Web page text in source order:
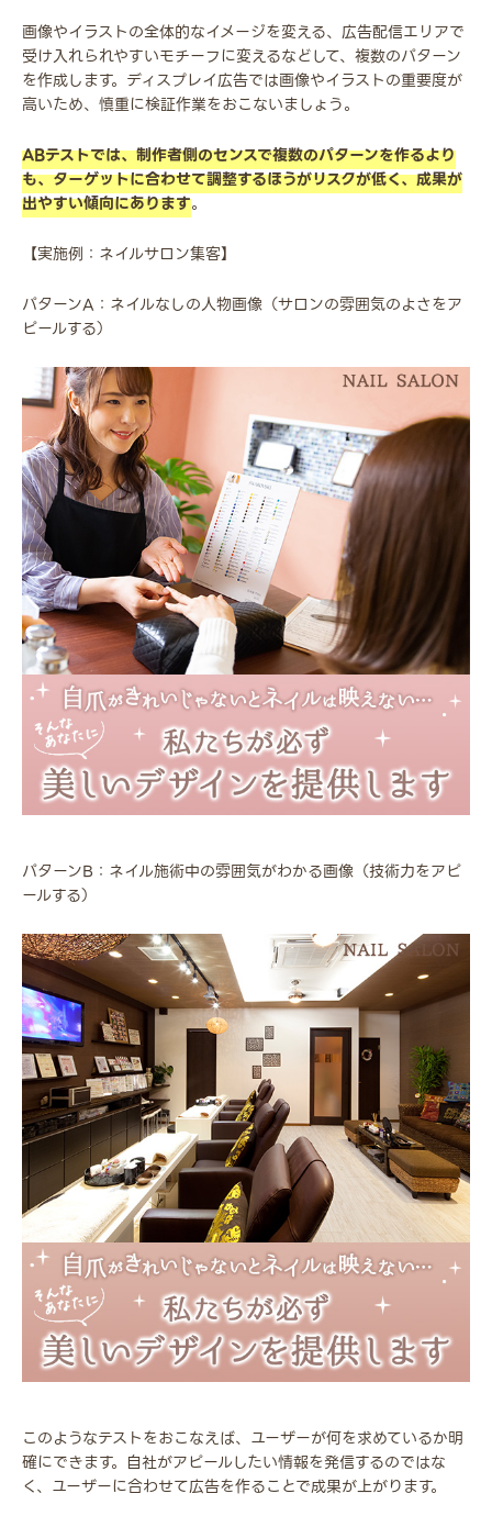
画像やイラストの全体的なイメージを変える、広告配信エリアで
受け入れられやすいモチーフに変えるなどして、複数のパターン
を作成します。ディスプレイ広告では画像やイラストの重要度が
高いため、慎重に検証作業をおこないましょう。
ABテストでは、制作者側のセンスで複数のパターンを作るより
も、ターゲットに合わせて調整するほうがリスクが低く、成果が
出やすい傾向にあります。
【実施例：ネイルサロン集客】
パターンA：ネイルなしの人物画像（サロンの雰囲気のよさをア
ピールする）
パターンB：ネイル施術中の雰囲気がわかる画像（技術力をアピ
ールする）
このようなテストをおこなえば、ユーザーが何を求めているか明
確にできます。自社がアピールしたい情報を発信するのではな
く、ユーザーに合わせて広告を作ることで成果が上がります。